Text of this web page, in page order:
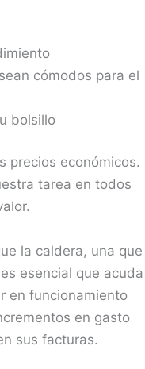
cómodos para el
bolsillo
precios económicos.
tarea en todos
la caldera, una que
esencial que acuda
en funcionamiento
en gasto
sus facturas.